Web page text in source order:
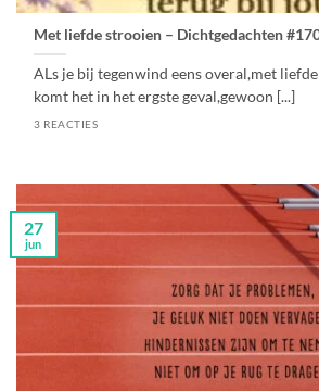
Met liefde strooien – Dichtgedachten
ALs je bij tegenwind eens overal,met
komt het in het ergste geval,gewoon [...]
3 REACTIES
27
jun